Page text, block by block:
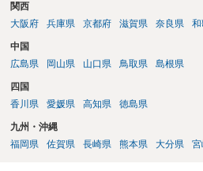
関西
大阪府
兵庫県 京都府 滋賀県 奈良県
中国
広島県
岡山県 山口県 鳥取県 島根県
四国
香川県
愛媛県 高知県 徳島県
九州・沖縄
福岡県
佐賀県 長崎県 熊本県 大分県